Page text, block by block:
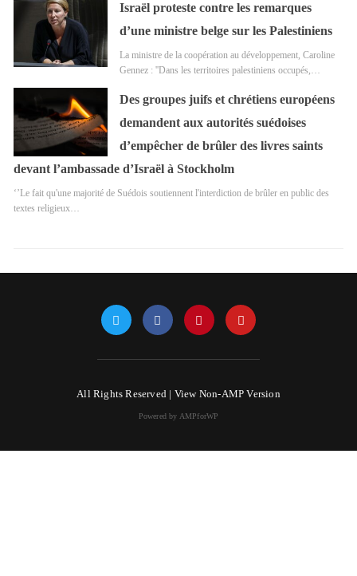
Israël proteste contre les remarques
d’une ministre belge sur les Palestiniens
La ministre de la coopération au développement, Caroline
Gennez : ''Dans les territoires palestiniens occupés,…
Des groupes juifs et chrétiens européens
demandent aux autorités suédoises
d’empêcher de brûler des livres saints
devant l’ambassade d’Israël à Stockholm
‘’Le fait qu'une majorité de Suédois soutiennent l'interdiction de brûler en public des
textes religieux…
All Rights Reserved | View Non-AMP Version
Powered by AMPforWP